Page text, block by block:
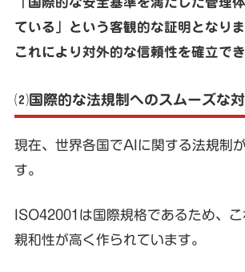
ている」という客観的な証明となりま
これにより対外的な信頼性を確立でき
⑵国際的な法規制へのスムーズな
現在、世界各国でAIに関する法規制
す。
ISO42001は国際規格であるため、
親和性が高く作られています。